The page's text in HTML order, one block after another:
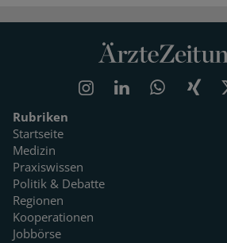
Rubriken
Startseite
Medizin
Praxiswissen
Politik & Debatte
Regionen
Kooperationen
Jobbörse